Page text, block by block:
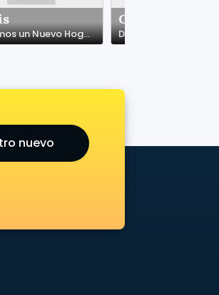
Buscamos un Nuevo Hogar Cariñoso para Nuestro Conejito Super Toy
Gratis
Dos conejitos
nuevo